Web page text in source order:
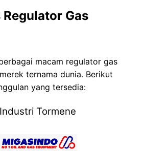
Gas
macam regulator gas
ternama dunia. Berikut
yang tersedia:
Tormene